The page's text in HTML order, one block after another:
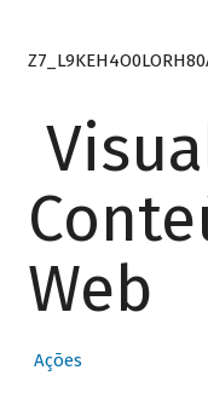
Web
Ações